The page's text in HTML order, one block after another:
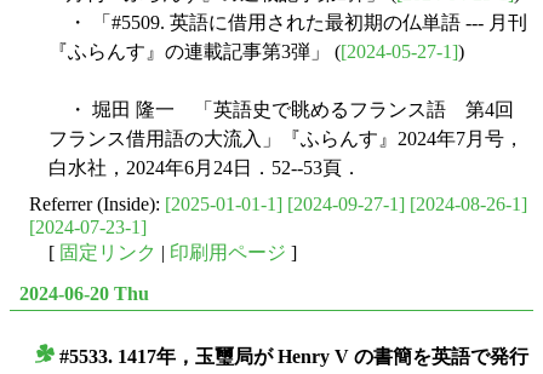
・ 「#5509. 英語に借用された最初期の仏単語 --- 月刊
『ふらんす』の連載記事第3弾」 ([2024-05-27-1])
・ 堀田 隆一 「英語史で眺めるフランス語 第4回
フランス借用語の大流入」『ふらんす』2024年7月号，
白水社，2024年6月24日．52--53頁．
Referrer (Inside): [2025-01-01-1] [2024-09-27-1] [2024-08-26-1]
[2024-07-23-1]
[ 固定リンク | 印刷用ページ ]
2024-06-20 Thu
#5533. 1417年，玉璽局が Henry V の書簡を英語で発行